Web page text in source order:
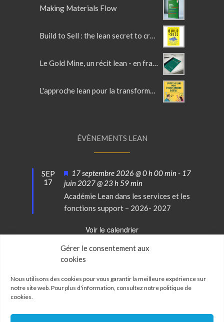
Gérer le consentement aux
cookies
Nous utilisons des cookies pour vous garantir la meilleure expérience sur
notre site web. Pour plus d'information, consultez notrepolitique de
cookies.
Making Materials Flow
ÉVÈNEMENTS LEAN
SEP
17
Mis
en
avant
17 septembre 2026 @ 0 h 00 min- 17
juin 2027 @ 23 h 59 min
Académie Lean dans les services et les
fonctions support – 2026- 2027
Voir le calendrier
Politique de confidentialité